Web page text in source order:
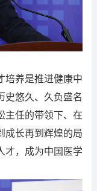
培养是推进健康中
史悠久、久负盛名
主任的带领下、在
成长再到辉煌的局
才，成为中国医学